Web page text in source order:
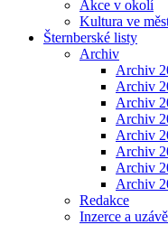
Akce v okolí
Kultura ve
Šternberské listy
Archiv
Archiv
Archiv
Archiv
Archiv
Archiv
Archiv
Archiv
Archiv
Redakce
Inzerce a